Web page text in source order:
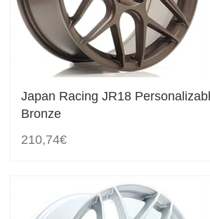
Japan Racing JR18
Bronze
210,74€